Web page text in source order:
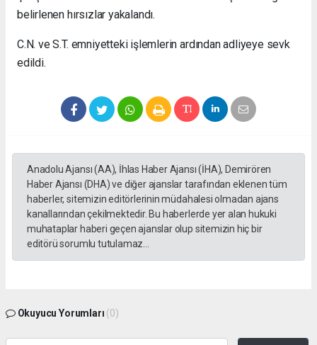
belirlenen hırsızlar yakalandı.
C.N. ve S.T. emniyetteki işlemlerin ardından adliyeye sevk
edildi.
Anadolu Ajansı (AA), İhlas Haber Ajansı (İHA), Demirören
Haber Ajansı (DHA) ve diğer ajanslar tarafından eklenen tüm
haberler, sitemizin editörlerinin müdahalesi olmadan ajans
kanallarından çekilmektedir. Bu haberlerde yer alan hukuki
muhataplar haberi geçen ajanslar olup sitemizin hiç bir
editörü sorumlu tutulamaz...
Okuyucu Yorumları (0)